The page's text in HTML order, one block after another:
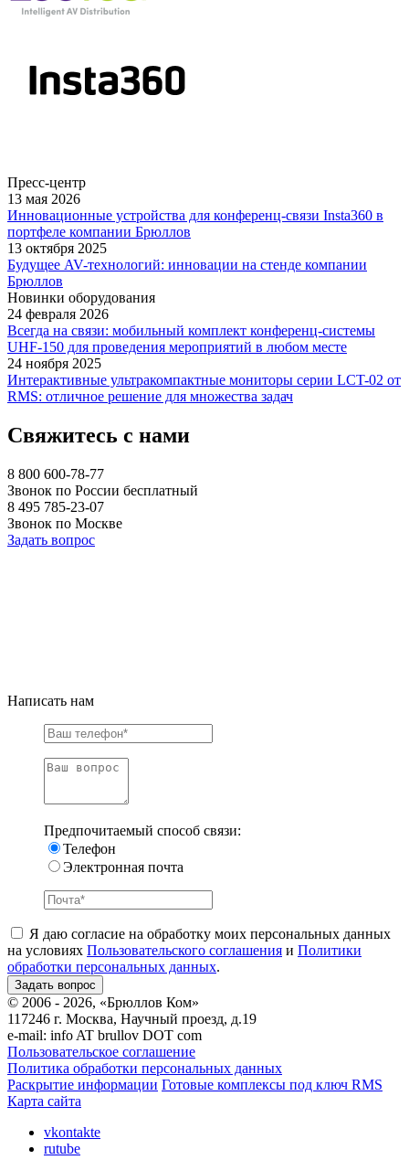
Пресс-центр
13 мая 2026
Инновационные устройства для конференц-связи Insta360 в
портфеле компании Брюллов
13 октября 2025
Будущее AV-технологий: инновации на стенде компании
Брюллов
Новинки оборудования
24 февраля 2026
Всегда на связи: мобильный комплект конференц-системы
UHF-150 для проведения мероприятий в любом месте
24 ноября 2025
Интерактивные ультракомпактные мониторы серии LCT-02 от
RMS: отличное решение для множества задач
Свяжитесь с нами
8 800 600-78-77
Звонок по России бесплатный
8 495 785-23-07
Звонок по Москве
Задать вопрос
Написать нам
Предпочитаемый способ связи:
Телефон
Электронная почта
Я даю согласие на обработку моих персональных данных
на условиях Пользовательского соглашения и Политики
обработки персональных данных.
© 2006 - 2026, «Брюллов Ком»
117246 г. Москва, Научный проезд, д.19
e-mail: info AT brullov DOT com
Пользовательское соглашение
Политика обработки персональных данных
Раскрытие информации Готовые комплексы под ключ RMS
Карта сайта
vkontakte
rutube